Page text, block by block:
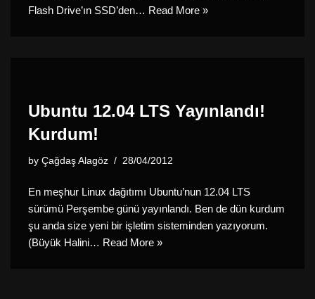
Flash Drive’ın SSD’den… Read More »
Ubuntu 12.04 LTS Yayınlandı!
Kurdum!
by Çağdaş Alagöz 28/04/2012
En meşhur Linux dağıtımı Ubuntu’nun 12.04 LTS
sürümü Perşembe günü yayınlandı. Ben de dün kurdum
şu anda size yeni bir işletim sisteminden yazıyorum.
(Büyük Halini… Read More »